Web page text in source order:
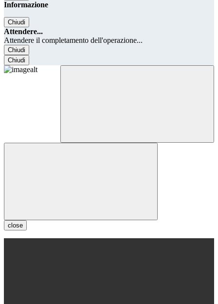
Informazione
Chiudi
Attendere...
Attendere il completamento dell'operazione...
Chiudi
Chiudi
close